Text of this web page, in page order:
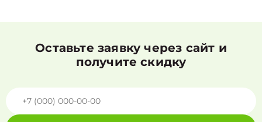
Оставьте заявку через сайт и
получите скидку